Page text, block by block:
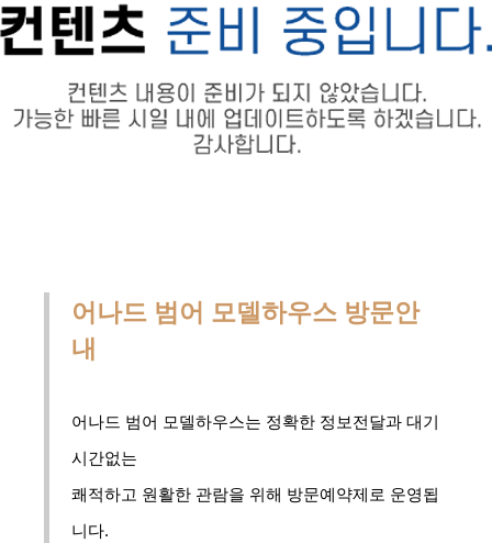
어나드 범어 모델하우스 방문안
내
어나드 범어 모델하우스는 정확한 정보전달과 대기
시간없는
쾌적하고 원활한 관람을 위해 방문예약제로 운영됩
니다.